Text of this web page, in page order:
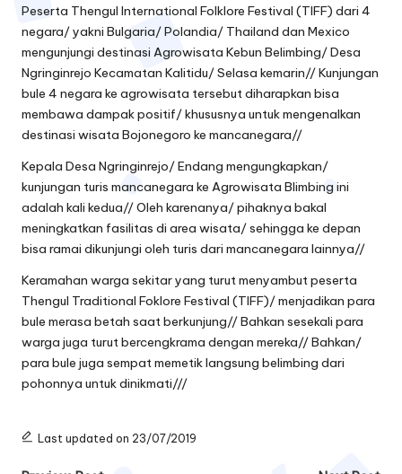
Peserta Thengul International Folklore Festival (TIFF) dari 4
negara/ yakni Bulgaria/ Polandia/ Thailand dan Mexico
mengunjungi destinasi Agrowisata Kebun Belimbing/ Desa
Ngringinrejo Kecamatan Kalitidu/ Selasa kemarin// Kunjungan
bule 4 negara ke agrowisata tersebut diharapkan bisa
membawa dampak positif/ khususnya untuk mengenalkan
destinasi wisata Bojonegoro ke mancanegara//
Kepala Desa Ngringinrejo/ Endang mengungkapkan/
kunjungan turis mancanegara ke Agrowisata Blimbing ini
adalah kali kedua// Oleh karenanya/ pihaknya bakal
meningkatkan fasilitas di area wisata/ sehingga ke depan
bisa ramai dikunjungi oleh turis dari mancanegara lainnya//
Keramahan warga sekitar yang turut menyambut peserta
Thengul Traditional Foklore Festival (TIFF)/ menjadikan para
bule merasa betah saat berkunjung// Bahkan sesekali para
warga juga turut bercengkrama dengan mereka// Bahkan/
para bule juga sempat memetik langsung belimbing dari
pohonnya untuk dinikmati///
Last updated on 23/07/2019